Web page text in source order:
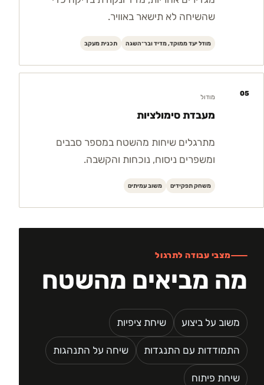
שהשיחה לא תישאר באוויר.
מודל יעד ממוקד, מדיד ובר־השגה תכנית מעקב
05 מודול
מעבדת סימולציות
מתרגלים שיחות מהשטח במספר סבבים
ומשפרים ניסוח, נוכחות והקשבה.
משחק תפקידים משוב עמיתים
מצבי עבודה לתרגול
מה מביאים מהשטח
משוב על ביצוע שיחת ציפיות
התמודדות עם התנגדות שיחה על התנהגות
שיחת פיתוח